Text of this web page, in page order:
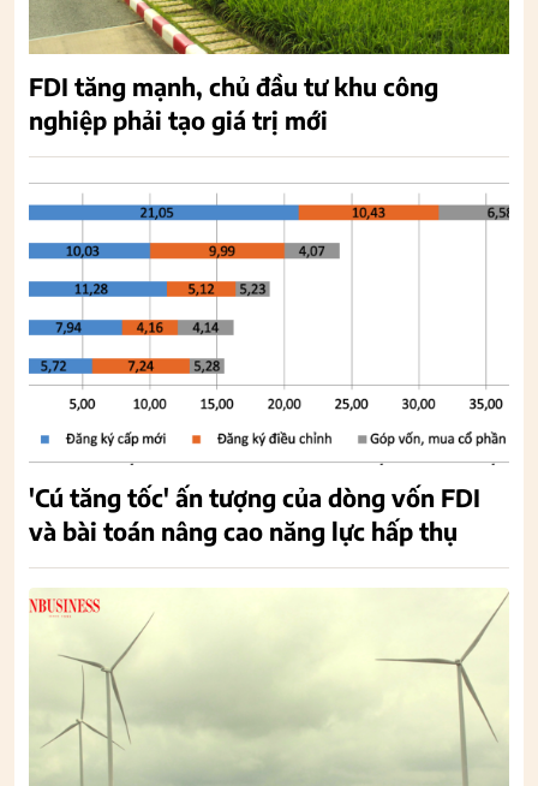
FDI tăng mạnh, chủ đầu tư khu công
nghiệp phải tạo giá trị mới
'Cú tăng tốc' ấn tượng của dòng vốn FDI
và bài toán nâng cao năng lực hấp thụ